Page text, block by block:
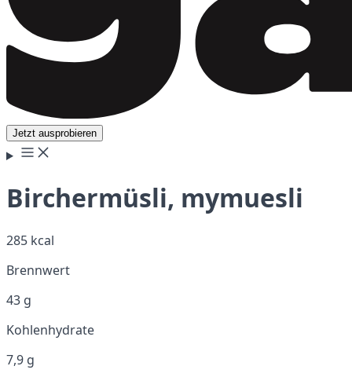
Jetzt ausprobieren
Birchermüsli, mymuesli
285 kcal
Brennwert
43 g
Kohlenhydrate
7,9 g